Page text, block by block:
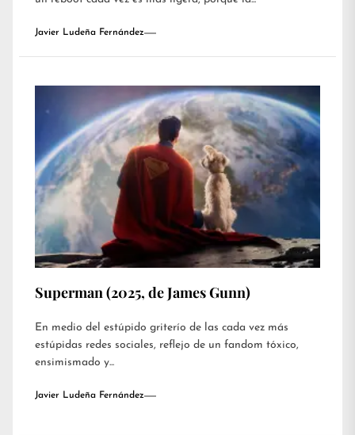
Javier Ludeña Fernández
Superman (2025, de James Gunn)
En medio del estúpido griterío de las cada vez más
estúpidas redes sociales, reflejo de un fandom tóxico,
ensimismado y...
Javier Ludeña Fernández